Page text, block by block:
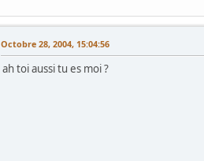
Octobre 28, 2004, 15:04:56
ah toi aussi tu es moi ?